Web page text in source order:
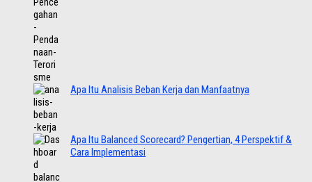
Apa Itu Analisis Beban Kerja dan Manfaatnya
Apa Itu Balanced Scorecard? Pengertian, 4 Perspektif &
Cara Implementasi